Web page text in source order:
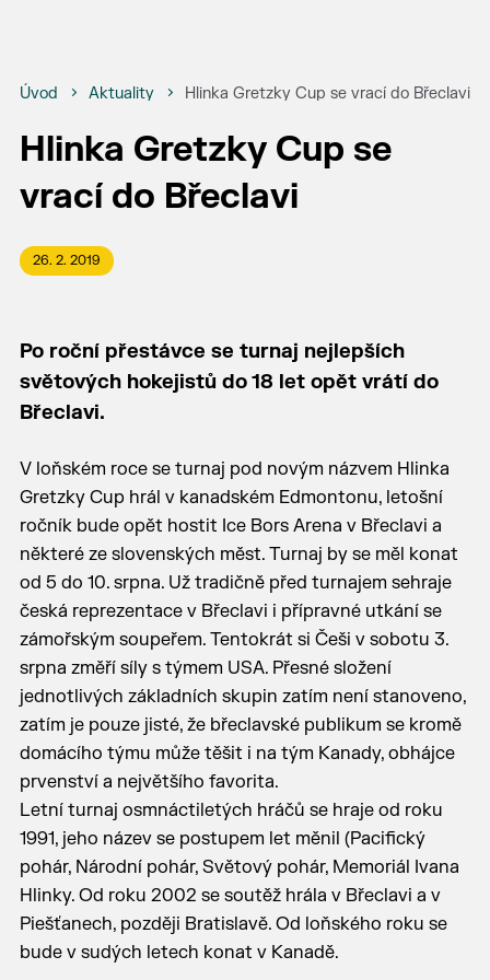
Úvod Aktuality Hlinka Gretzky Cup se vrací do Břeclavi
Hlinka Gretzky Cup se
vrací do Břeclavi
26. 2. 2019
Po roční přestávce se turnaj nejlepších
světových hokejistů do 18 let opět vrátí do
Břeclavi.
V loňském roce se turnaj pod novým názvem Hlinka
Gretzky Cup hrál v kanadském Edmontonu, letošní
ročník bude opět hostit Ice Bors Arena v Břeclavi a
některé ze slovenských měst. Turnaj by se měl konat
od 5 do 10. srpna. Už tradičně před turnajem sehraje
česká reprezentace v Břeclavi i přípravné utkání se
zámořským soupeřem. Tentokrát si Češi v sobotu 3.
srpna změří síly s týmem USA. Přesné složení
jednotlivých základních skupin zatím není stanoveno,
zatím je pouze jisté, že břeclavské publikum se kromě
domácího týmu může těšit i na tým Kanady, obhájce
prvenství a největšího favorita.
Letní turnaj osmnáctiletých hráčů se hraje od roku
1991, jeho název se postupem let měnil (Pacifický
pohár, Národní pohár, Světový pohár, Memoriál Ivana
Hlinky. Od roku 2002 se soutěž hrála v Břeclavi a v
Piešťanech, později Bratislavě. Od loňského roku se
bude v sudých letech konat v Kanadě.